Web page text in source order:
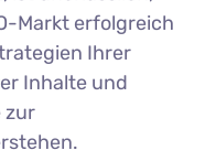
Markt erfolgreich
Ihrer
Inhalte und
zur